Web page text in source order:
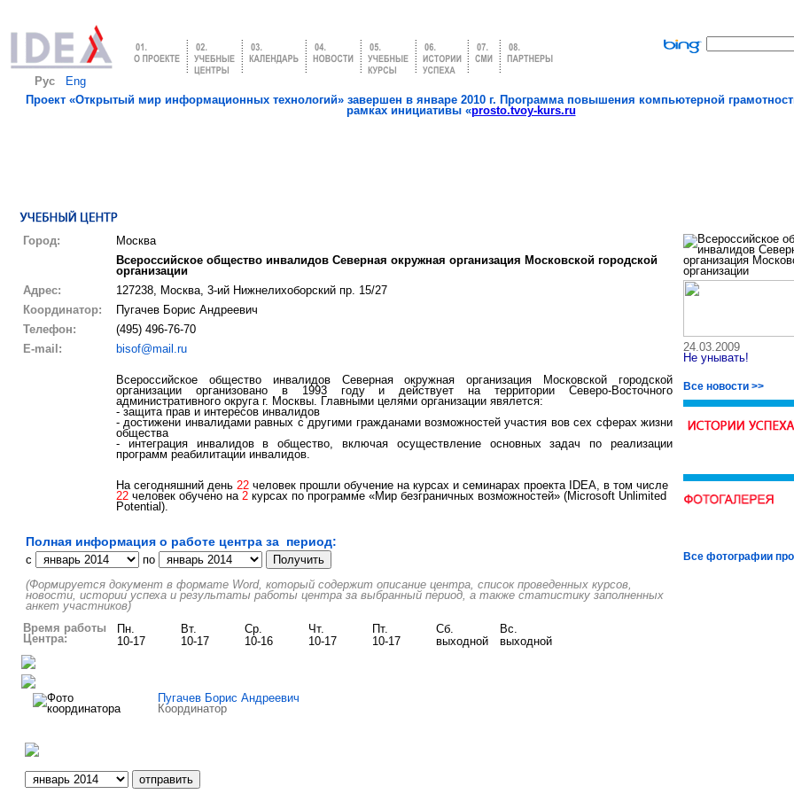
Рус
Eng
Проект «Открытый мир информационных технологий» завершен в январе 2010 г. Программа повышения компьютерной
рамках инициативы «prosto.tvoy-kurs.ru
Город:
Москва
Всероссийское общество инвалидов Северная окружная организация Московской городской
организации
Адрес:
127238, Москва, 3-ий Нижнелихоборский пр. 15/27
Координатор:
Пугачев Борис Андреевич
Телефон:
(495) 496-76-70
E-mail:
bisof@mail.ru
Всероссийское общество инвалидов Северная окружная организация Московской городской
организации организовано в 1993 году и действует на территории Северо-Восточного
административного округа г. Москвы. Главными целями организации явялется:
- защита прав и интересов инвалидов
- достижени инвалидами равных с другими гражданами возможностей участия вов сех сферах жизни
общества
- интеграция инвалидов в общество, включая осуществление основных задач по реализации
программ реабилитации инвалидов.
На сегодняшний день 22 человек прошли обучение на курсах и семинарах проекта IDEA, в том числе
22 человек обучено на 2 курсах по программе «Мир безграничных возможностей» (Microsoft Unlimited
Potential).
Полная информация о работе центра за период:
c
по
(Формируется документ в формате Word, который содержит описание центра, список проведенных курсов,
новости, истории успеха и результаты работы центра за выбранный период, а также статистику заполненных
анкет участников)
Время работы
Центра:
Пн. Вт. Ср. Чт. Пт. Сб.
Вс.
10-17
10-17 10-16 10-17 10-17 выходной выходной
Пугачев Борис Андреевич
Координатор
24.03.2009
Не унывать!
Все новости >>
Все фотографии